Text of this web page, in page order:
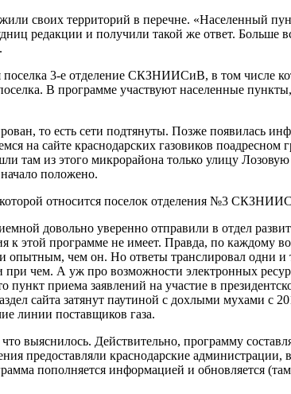
своих территорий в перечне. «Населенный
редакции и получили такой же ответ. Больше
3-е отделение СКЗНИИСиВ, в том числе
В программе участвуют населенные
то есть сети подтянуты. Позже
сайте краснодарских газовиков поадресном
там из этого микрорайона только улицу
положено.
относится поселок отделения №3
довольно уверенно отправили в отдел
к этой программе не имеет. Правда, по
опытным, чем он. Но ответы транслировал одни
при чем. А уж про возможности электронных
приема заявлений на участие в
сайта затянут паутиной с дохлыми мухами с
линии поставщиков газа.
выяснилось. Действительно, программу
предоставляли краснодарские администрации,
пополняется информацией и обновляется